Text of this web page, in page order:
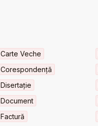
Carte Veche
Corespondență
Disertație
Document
Factură